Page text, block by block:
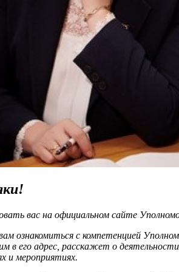
вас на официальном сайте
ознакомиться с компетенцией
в его адрес, расскажет о
и мероприятиях.